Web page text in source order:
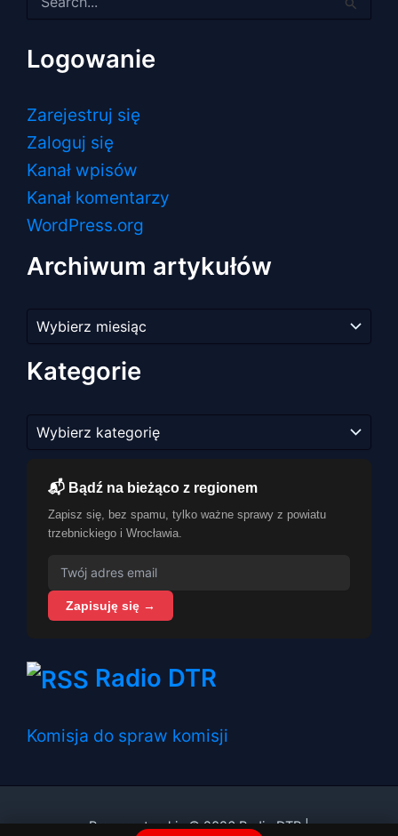
dla:
Logowanie
Zarejestruj się
Zaloguj się
Kanał wpisów
Kanał komentarzy
WordPress.org
Archiwum artykułów
artykułów
Kategorie
📬 Bądź na bieżąco z regionem
Zapisz się, bez spamu, tylko ważne sprawy z powiatu
trzebnickiego i Wrocławia.
Zapisuję się →
Radio DTR
Komisja do spraw komisji
Prawa autorskie © 2026 Radio DTR |